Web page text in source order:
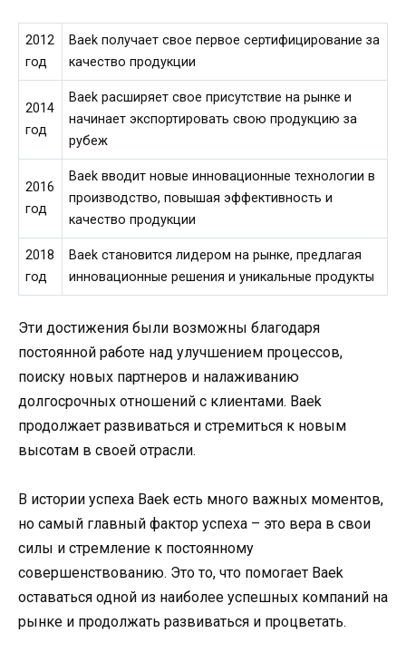
2012
год
Baek получает свое первое сертифицирование за
качество продукции
2014
год
Baek расширяет свое присутствие на рынке и
начинает экспортировать свою продукцию за
рубеж
2016
год
Baek вводит новые инновационные технологии в
производство, повышая эффективность и
качество продукции
2018
год
Baek становится лидером на рынке, предлагая
инновационные решения и уникальные продукты
Эти достижения были возможны благодаря
постоянной работе над улучшением процессов,
поиску новых партнеров и налаживанию
долгосрочных отношений с клиентами. Baek
продолжает развиваться и стремиться к новым
высотам в своей отрасли.
В истории успеха Baek есть много важных моментов,
но самый главный фактор успеха – это вера в свои
силы и стремление к постоянному
совершенствованию. Это то, что помогает Baek
оставаться одной из наиболее успешных компаний на
рынке и продолжать развиваться и процветать.